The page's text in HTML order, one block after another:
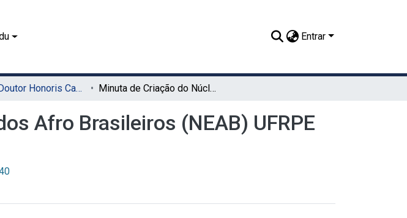
Entrar
09.1.2 - Doutor Honoris Causa (CNV) Minuta de Criação do Núcleo de Estudos Afro Brasileiros (NEAB) UFRPE (CNV)
Afro Brasileiros (NEAB) UFRPE